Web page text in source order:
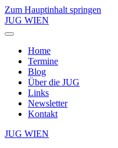
Zum Hauptinhalt springen
JUG WIEN
Home
Termine
Blog
Über die JUG
Links
Newsletter
Kontakt
JUG WIEN